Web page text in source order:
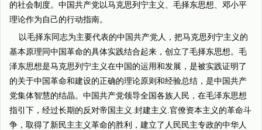
的社会制度。中国共产党以马克思列宁主义、毛择东思想、邓小平
理论作为自己的行动指南。
以毛择东同志为主要代表的中国共产党人，把马克思列宁主义的
基本原理同中国革命的具体实践结合起来，创立了毛择东思想。毛
泽东思想是马克思列宁主义在中国的运用和发展，是被实践证明了
的关于中国革命和建设的正确的理论原则和经验总结，是中国共产
党集体智慧的结晶。中国共产党领导全国各族人民，在毛泽东思想
指引下，经过长期的反对帝国主义.封建主义.官僚资本主义的革命斗
争，取得了新民主主义革命的胜利，建立了人民民主专政的中华人